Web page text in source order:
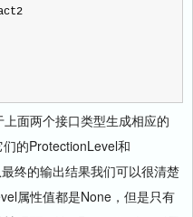
面两个接口类型生成相应的
的ProtectionLevel和
终的输出结果我们可以很清楚
属性值都是None，但是只有